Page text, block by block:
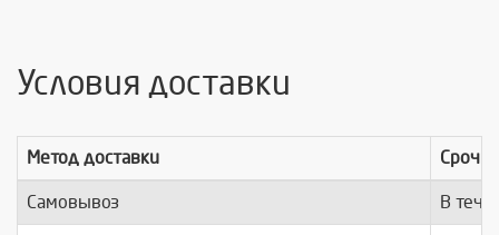
Условия доставки
Метод доставки
Самовывоз В